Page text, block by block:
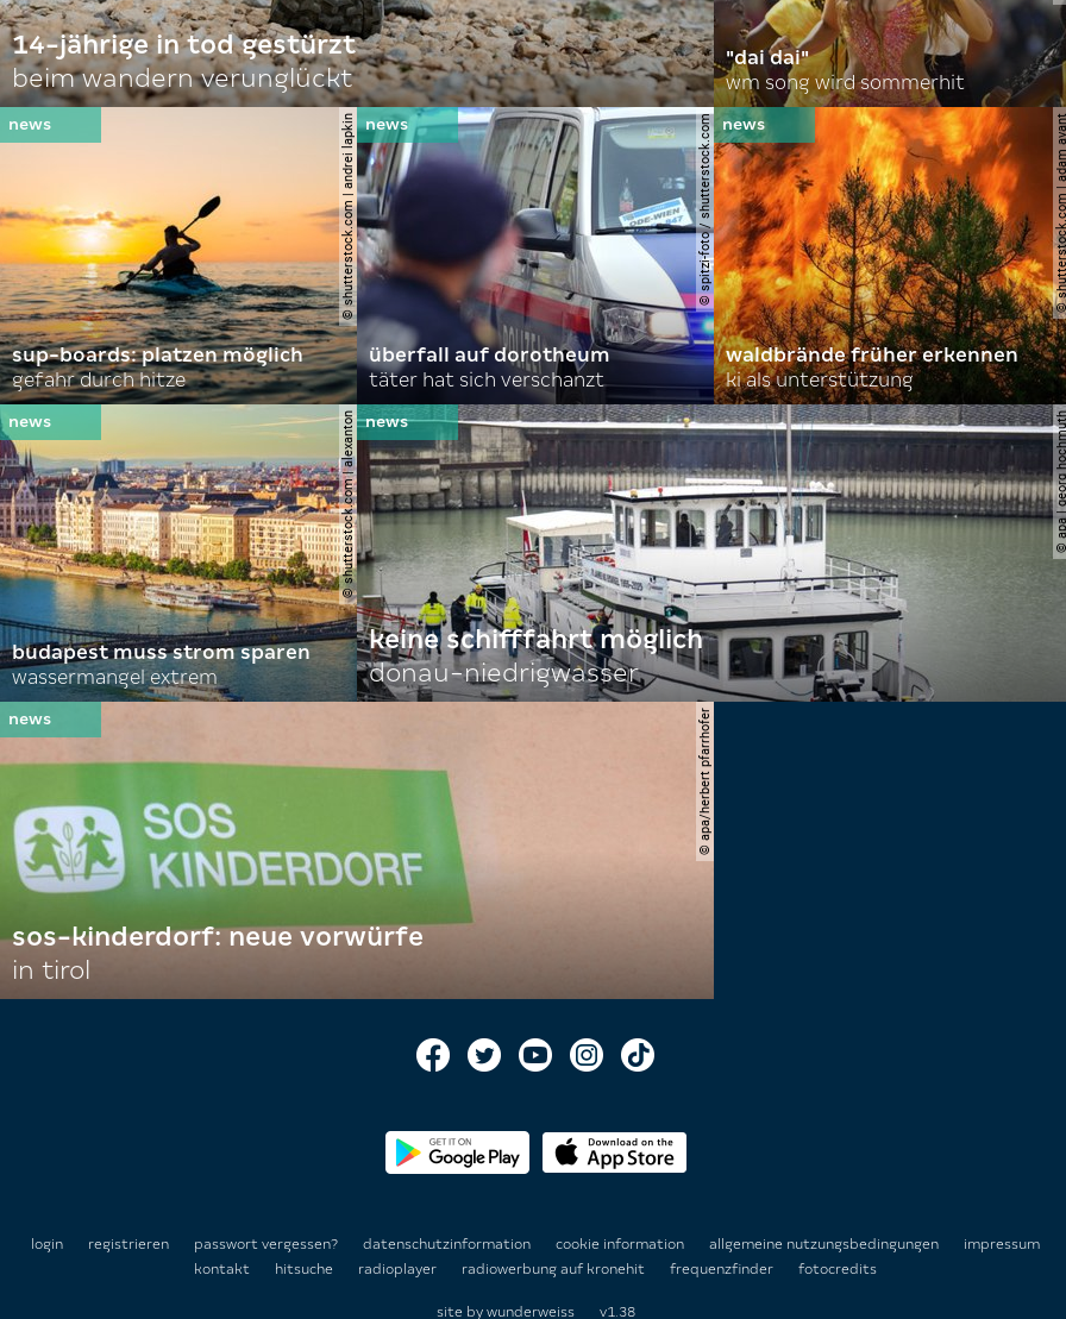
14-jährige in tod gestürzt
beim wandern verunglückt
"dai dai"
wm song wird sommerhit
© shutterstock.com | andrei lapkin
sup-boards: platzen möglich
gefahr durch hitze
© spitzi-foto / shutterstock.com
überfall auf dorotheum
täter hat sich verschanzt
©
waldbrände früher erkennen
ki als unterstützung
© shutterstock.com | alexanton
budapest muss strom sparen
wassermangel extrem
© apa |
keine schifffahrt möglich
donau-niedrigwasser
© apa/herbert pfarrhofer
sos-kinderdorf: neue vorwürfe
in tirol
login registrieren passwort vergessen? datenschutzinformation cookie information allgemeine nutzungsbedingungen
impressum
kontakt
hitsuche radioplayer radiowerbung auf kronehit frequenzfinder fotocredits
site by wunderweiss v1.38